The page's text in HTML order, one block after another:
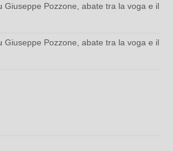
Giuseppe Pozzone, abate tra la voga e il
Giuseppe Pozzone, abate tra la voga e il